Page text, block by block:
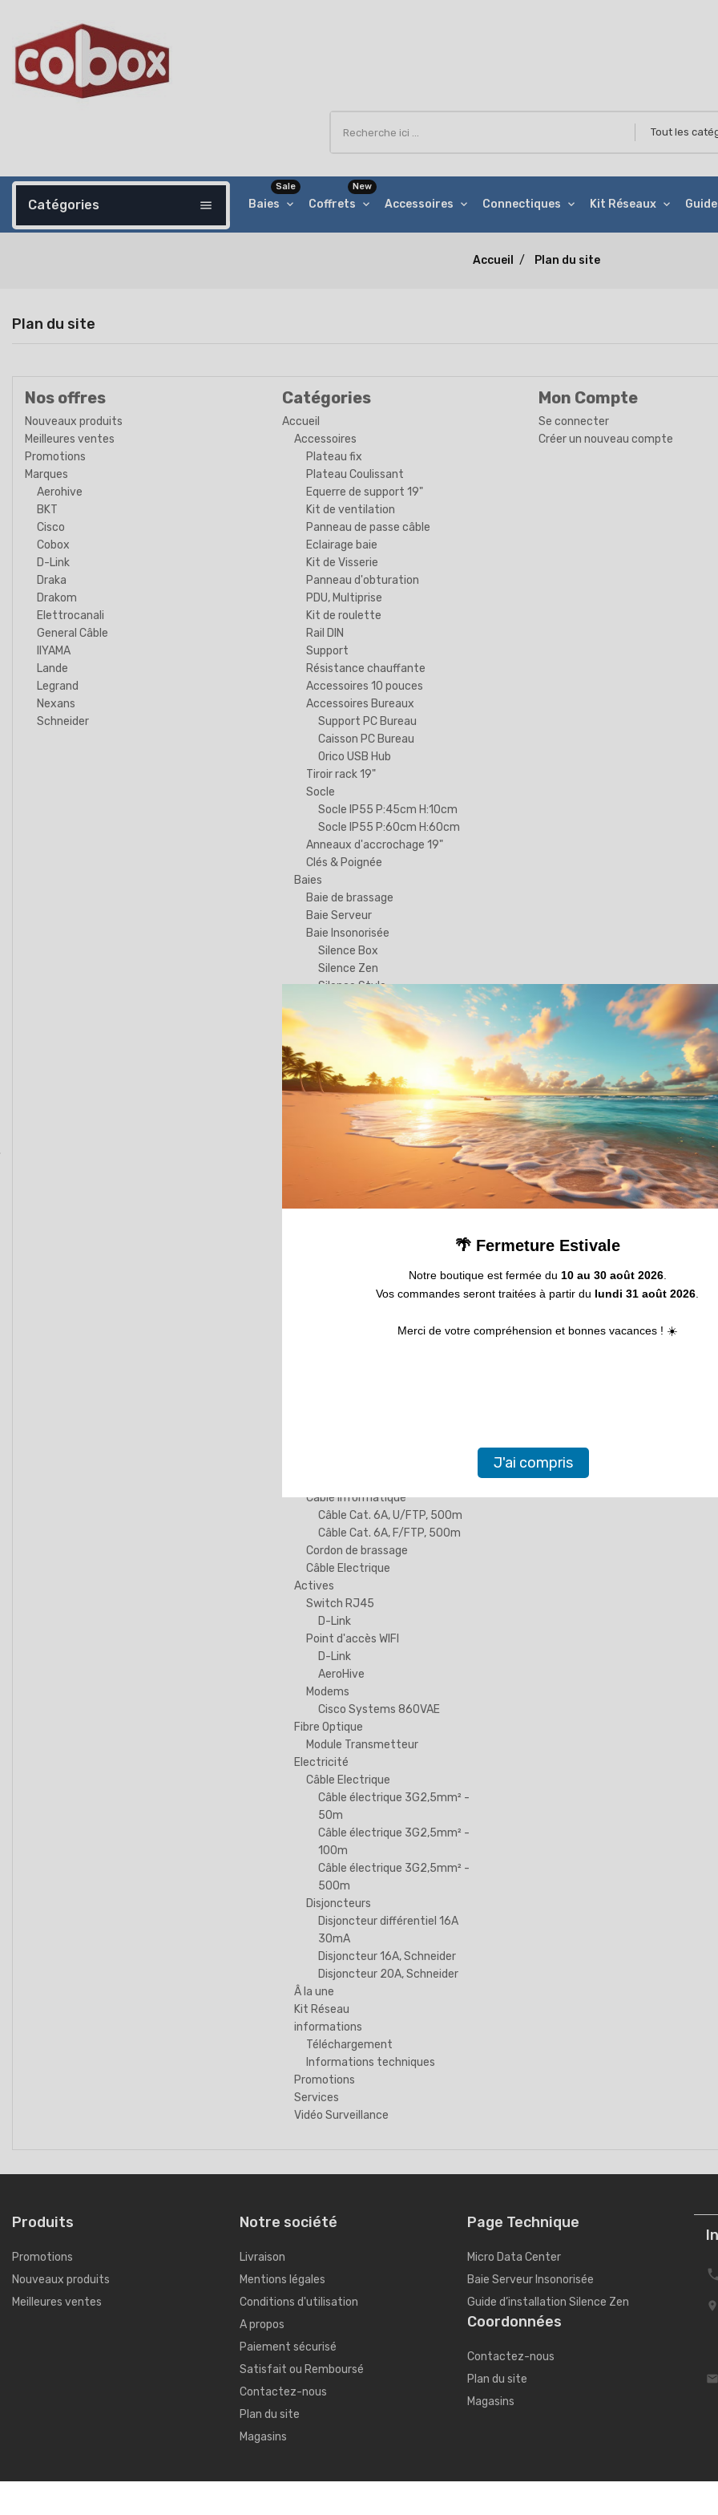
Catégories menu Baies
Sale
Coffrets
New
Accessoires Connectiques Kit Réseaux
Accueil Plan du site
Plan du site
Nos offres
Nouveaux produits
Meilleures ventes
Promotions
Marques
Aerohive
BKT
Cisco
Cobox
D-Link
Draka
Drakom
Elettrocanali
General Câble
IIYAMA
Lande
Legrand
Nexans
Schneider
Catégories
Accueil
Accessoires
Plateau fix
Plateau Coulissant
Equerre de support 19"
Kit de ventilation
Panneau de passe câble
Eclairage baie
Kit de Visserie
Panneau d'obturation
PDU, Multiprise
Kit de roulette
Rail DIN
Support
Résistance chauffante
Accessoires 10 pouces
Accessoires Bureaux
Support PC Bureau
Caisson PC Bureau
Orico USB Hub
Tiroir rack 19"
Socle
Socle IP55 P:45cm H:10cm
Socle IP55 P:60cm H:60cm
Anneaux d'accrochage 19"
Clés & Poignée
Baies
Baie de brassage
Baie Serveur
Baie Insonorisée
Silence Box
Silence Zen
Silence Style
silence Mural
Baie Climatisée
Coffrets
Safebox - IP55
Elégant
Elégant 300
Soho - En kit
Bati-Rack Mural
Câble informatique
Câble Cat. 6A, U/FTP, 500m
Câble Cat. 6A, F/FTP, 500m
Cordon de brassage
Câble Electrique
Actives
Switch RJ45
D-Link
Point d'accès WIFI
D-Link
AeroHive
Modems
Cisco Systems 860VAE
Fibre Optique
Module Transmetteur
Electricité
Câble Electrique
Câble électrique 3G2,5mm² -
50m
Câble électrique 3G2,5mm² -
100m
Câble électrique 3G2,5mm² -
500m
Disjoncteurs
Disjoncteur différentiel 16A
30mA
Disjoncteur 16A, Schneider
Disjoncteur 20A, Schneider
Â la une
Kit Réseau
informations
Téléchargement
Informations techniques
Promotions
Services
Vidéo Surveillance
Mon Compte
Se connecter
Créer un nouveau compte
Produits
Promotions
Nouveaux produits
Meilleures ventes
Notre société
Livraison
Mentions légales
Conditions d'utilisation
A propos
Paiement sécurisé
Satisfait ou Remboursé
Contactez-nous
Plan du site
Magasins
Page Technique
Micro Data Center
Baie Serveur Insonorisée
Guide d’installation Silence Zen
Coordonnées
Contactez-nous
Plan du site
Magasins


🌴 Fermeture Estivale
Notre boutique est fermée du 10 au 30 août 2026.
Vos commandes seront traitées à partir du lundi 31 août 2026
Merci de votre compréhension et bonnes vacances ! ☀️
J'ai compris